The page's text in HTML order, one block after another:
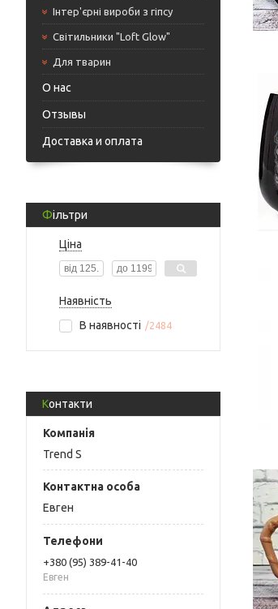
Інтер'єрні вироби з гіпсу
Світильники "Loft Glow"
Для тварин
О нас
Отзывы
Доставка и оплата
Фільтри
Ціна
Наявність
В наявності
2484
Контакти
Trend S
Евген
+380 (95) 389-41-40
Евген